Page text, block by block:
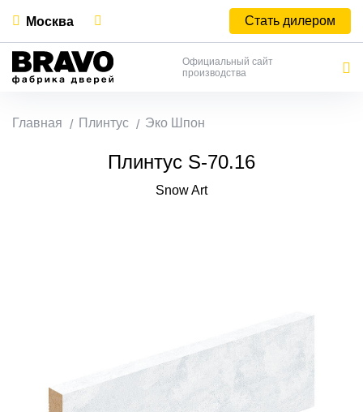
Москва Стать дилером
Официальный сайт
производства
Главная Плинтус Эко Шпон
Плинтус S-70.16
Snow Art